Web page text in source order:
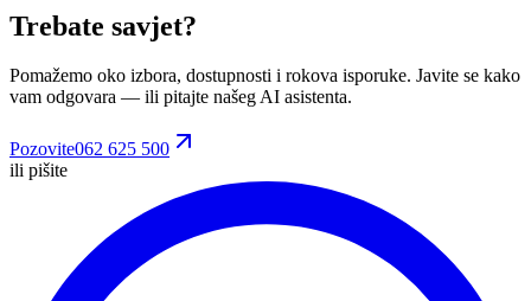
Trebate savjet?
Pomažemo oko izbora, dostupnosti i rokova isporuke. Javite se kako
vam odgovara — ili pitajte našeg AI asistenta.
Pozovite062 625 500
ili pišite